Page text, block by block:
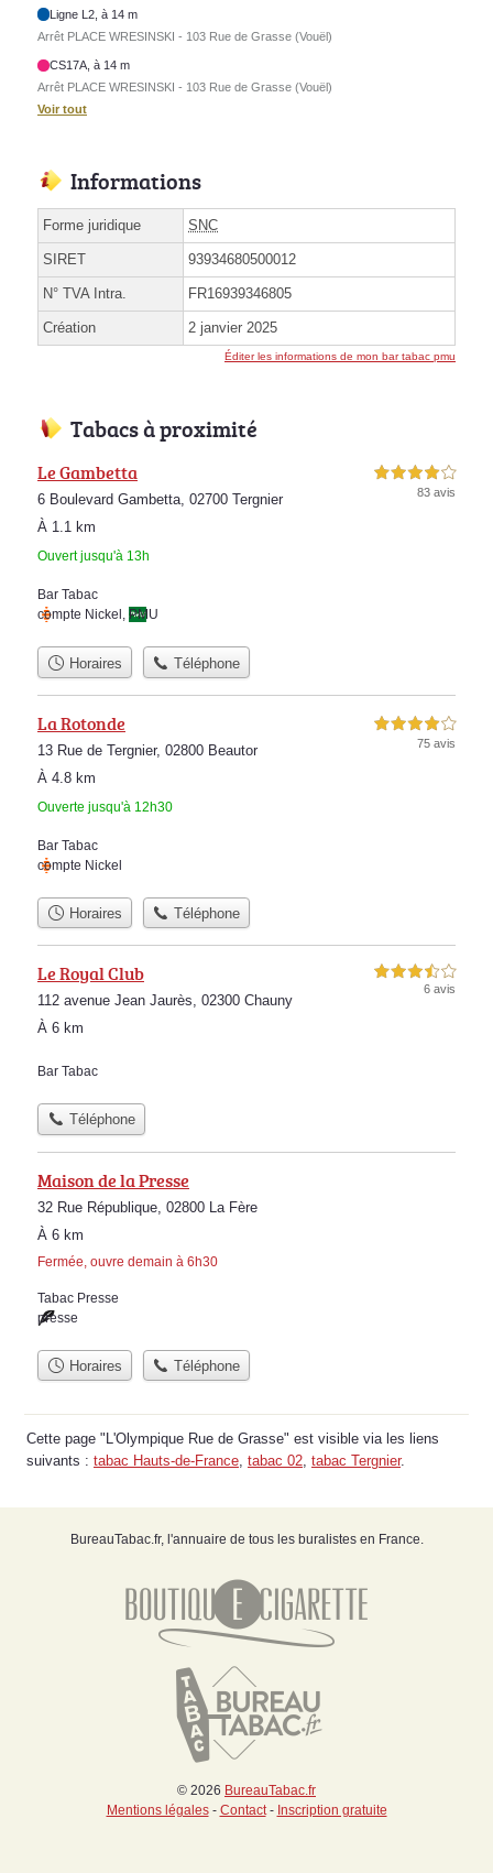
Ligne L2, à 14 m
Arrêt PLACE WRESINSKI - 103 Rue de Grasse (Vouël)
CS17A, à 14 m
Arrêt PLACE WRESINSKI - 103 Rue de Grasse (Vouël)
Voir tout
Informations
Forme juridique SNC
SIRET 93934680500012
N° TVA Intra. FR16939346805
Création 2 janvier 2025
Éditer les informations de mon bar tabac pmu
Tabacs à proximité
Le Gambetta
6 Boulevard Gambetta, 02700 Tergnier
À 1.1 km
Ouvert jusqu'à 13h
4,0 étoiles sur 5
83 avis
Bar Tabac
compte Nickel , PMU
Horaires Téléphone
La Rotonde
13 Rue de Tergnier, 02800 Beautor
À 4.8 km
Ouverte jusqu'à 12h30
4,0 étoiles sur 5
75 avis
Bar Tabac
compte Nickel
Horaires Téléphone
Le Royal Club
112 avenue Jean Jaurès, 02300 Chauny
À 6 km
3,5 étoiles sur 5
6 avis
Bar Tabac
Téléphone
Maison de la Presse
32 Rue République, 02800 La Fère
À 6 km
Fermée, ouvre demain à 6h30
Tabac Presse
presse
Horaires Téléphone
Cette page "L'Olympique Rue de Grasse" est visible via les liens
suivants : tabac Hauts-de-France tabac 02 tabac Tergnier.
BureauTabac.fr, l'annuaire de tous les buralistes en France.
© 2026 BureauTabac.fr
Mentions légales- Contact- Inscription gratuite